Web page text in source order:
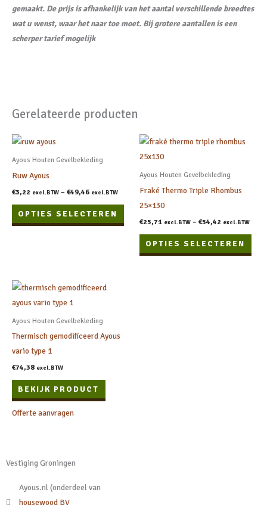
gemaakt. De prijs is afhankelijk van het aantal verschillende breedtes
wat u wenst, waar het naar toe moet. Bij grotere aantallen is een
scherper tarief mogelijk
Gerelateerde producten
Ayous Houten Gevelbekleding
Ruw Ayous
€3,22 excl.BTW –€49,46 excl.BTW
OPTIES SELECTEREN
product
heeft
meerdere
variaties.
Ayous Houten Gevelbekleding
Fraké Thermo Triple Rhombus
25×130
€25,71 excl.BTW –€54,42 excl.BTW
OPTIES SELECTEREN
Ayous Houten Gevelbekleding
Thermisch gemodificeerd Ayous
vario type 1
€74,38 excl.BTW
BEKIJK PRODUCT
Offerte aanvragen
Vestiging Groningen
Ayous.nl (onderdeel van
housewood BV